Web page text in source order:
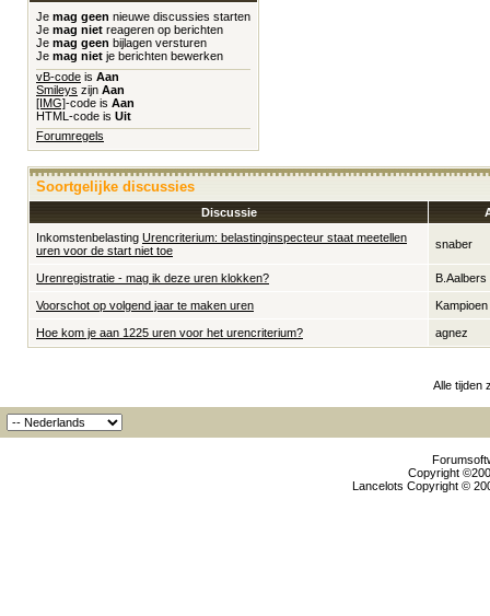
Je mag geen nieuwe discussies starten
Je mag niet reageren op berichten
Je mag geen bijlagen versturen
Je mag niet je berichten bewerken
vB-code is Aan
Smileys zijn Aan
[IMG]-code is Aan
HTML-code is Uit
Forumregels
Soortgelijke discussies
Discussie
Inkomstenbelasting Urencriterium: belastinginspecteur staat meetellen
uren voor de start niet toe
snaber
Urenregistratie - mag ik deze uren klokken? B.Aalbers
Voorschot op volgend jaar te maken uren Kampioen
Hoe kom je aan 1225 uren voor het urencriterium? agnez
Alle tijden
Copyright
Lancelots Copyright ©